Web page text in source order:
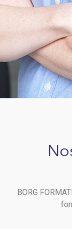
BORG